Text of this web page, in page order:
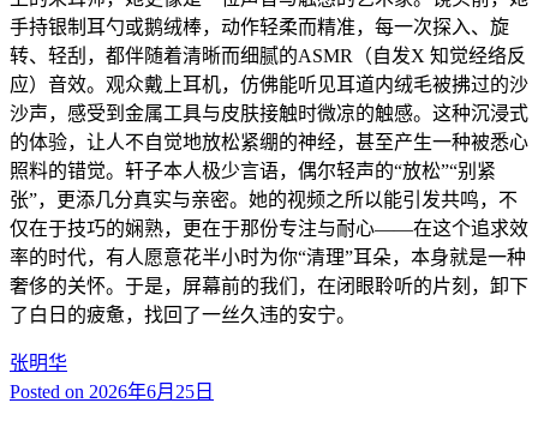
手持银制耳勺或鹅绒棒，动作轻柔而精准，每一次探入、旋
转、轻刮，都伴随着清晰而细腻的ASMR（自发X 知觉经络反
应）音效。观众戴上耳机，仿佛能听见耳道内绒毛被拂过的沙
沙声，感受到金属工具与皮肤接触时微凉的触感。这种沉浸式
的体验，让人不自觉地放松紧绷的神经，甚至产生一种被悉心
照料的错觉。轩子本人极少言语，偶尔轻声的“放松”“别紧
张”，更添几分真实与亲密。她的视频之所以能引发共鸣，不
仅在于技巧的娴熟，更在于那份专注与耐心——在这个追求效
率的时代，有人愿意花半小时为你“清理”耳朵，本身就是一种
奢侈的关怀。于是，屏幕前的我们，在闭眼聆听的片刻，卸下
了白日的疲惫，找回了一丝久违的安宁。
张明华
Posted on 2026年6月25日